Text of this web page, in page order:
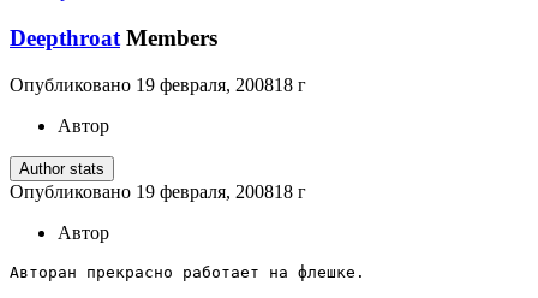
Deepthroat Members
Опубликовано 19 февраля, 200818 г
Автор
Author stats
Опубликовано 19 февраля, 200818 г
Автор
Авторан прекрасно работает на флешке.